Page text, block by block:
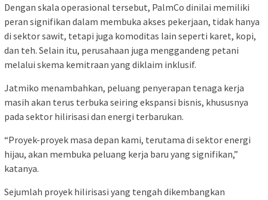
Dengan skala operasional tersebut, PalmCo dinilai memiliki
peran signifikan dalam membuka akses pekerjaan, tidak hanya
di sektor sawit, tetapi juga komoditas lain seperti karet, kopi,
dan teh. Selain itu, perusahaan juga menggandeng petani
melalui skema kemitraan yang diklaim inklusif.
Jatmiko menambahkan, peluang penyerapan tenaga kerja
masih akan terus terbuka seiring ekspansi bisnis, khususnya
pada sektor hilirisasi dan energi terbarukan.
“Proyek-proyek masa depan kami, terutama di sektor energi
hijau, akan membuka peluang kerja baru yang signifikan,”
katanya.
Sejumlah proyek hilirisasi yang tengah dikembangkan